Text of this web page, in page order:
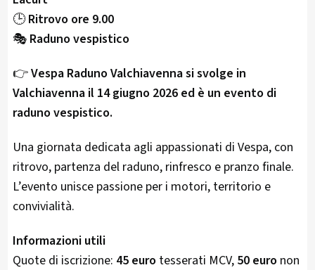
🕒Ritrovo ore 9.00
🎭 Raduno vespistico
👉Vespa Raduno Valchiavenna si svolge in
Valchiavenna il 14 giugno 2026 ed è un evento di
raduno vespistico.
Una giornata dedicata agli appassionati di Vespa, con
ritrovo, partenza del raduno, rinfresco e pranzo finale.
L’evento unisce passione per i motori, territorio e
convivialità.
Informazioni utili
Quote di iscrizione: 45 euro tesserati MCV, 50 euro non